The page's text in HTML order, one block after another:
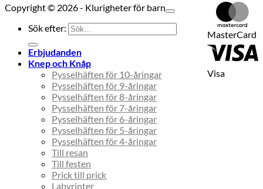
MasterCard
Visa
Copyright © 2026 - Klurigheter för barn
Sök efter:
Erbjudanden
Knep och Knåp
Pysselhäften för 10-åringar
Pysselhäften för 9-åringar
Pysselhäften för 8-åringar
Pysselhäften för 7-åringar
Pysselhäften för 6-åringar
Pysselhäften för 5-åringar
Pysselhäften för 4-åringar
Till resan
Till festen
Prick till prick
Labyrinter